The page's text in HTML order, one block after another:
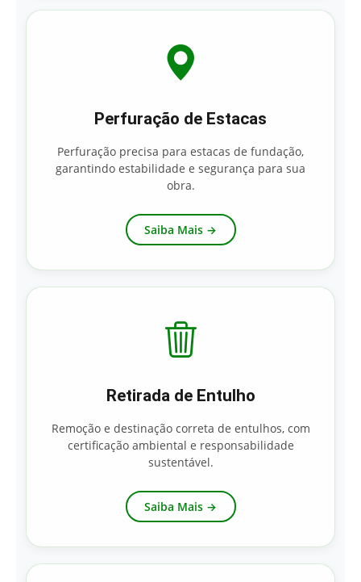
Perfuração de Estacas
Perfuração precisa para estacas de fundação,
garantindo estabilidade e segurança para sua
obra.
Saiba Mais →
Retirada de Entulho
Remoção e destinação correta de entulhos, com
certificação ambiental e responsabilidade
sustentável.
Saiba Mais →